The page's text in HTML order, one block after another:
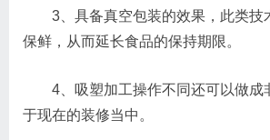
3、具备真空包装的效果，此类技
保鲜，从而延长食品的保持期限。
4、吸塑加工操作不同还可以做成
于现在的装修当中。